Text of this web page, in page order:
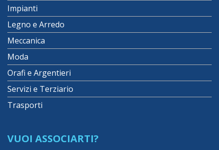
Impianti
Legno e Arredo
Meccanica
Moda
Orafi e Argentieri
Servizi e Terziario
Trasporti
VUOI ASSOCIARTI?